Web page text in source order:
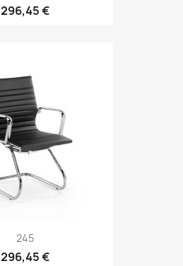
296,45 €
245
296,45 €